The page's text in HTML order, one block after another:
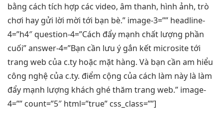
bằng cách tích hợp các video, âm thanh, hình ảnh, trò
chơi hay gửi lời mời tới bạn bè.” image-3=”” headline-
4=”h4″ question-4=”Cách đẩy mạnh chất lượng phần
cuối” answer-4=”Bạn cần lưu ý gắn kết microsite tới
trang web của c.ty hoặc mặt hàng. Và bạn cần am hiểu
công nghệ của c.ty. điểm cộng của cách làm này là làm
đẩy mạnh lượng khách ghé thăm trang web.” image-
4=”” count=”5″ html=”true” css_class=””]